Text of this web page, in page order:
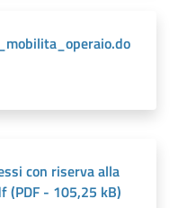
con riserva alla
(PDF - 105,25 kB)